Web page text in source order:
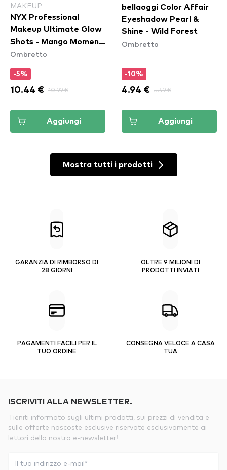
MAKEUP
NYX Professional
Makeup Ultimate Glow
Shots - Mango Moment
(UGS09)
Ombretto
-5%
10.44 € 10.99 €
Aggiungi
bellaoggi Color Affair
Eyeshadow Pearl &
Shine - Wild Forest
Ombretto
-10%
4.94 € 5.49 €
Aggiungi
Mostra tutti i prodotti
GARANZIA DI RIMBORSO DI
28 GIORNI
OLTRE 9 MILIONI DI
PRODOTTI INVIATI
PAGAMENTI FACILI PER IL
TUO ORDINE
CONSEGNA VELOCE A CASA
TUA
ISCRIVITI ALLA NEWSLETTER.
Tieniti informato sugli ultimi prodotti, sui prezzi di vendita e
sulle offerte nascoste esclusive riservate esclusivamente ai
lettori della nostra e-newsletter!